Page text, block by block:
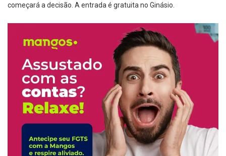
começará a decisão. A entrada é gratuita no Ginásio.